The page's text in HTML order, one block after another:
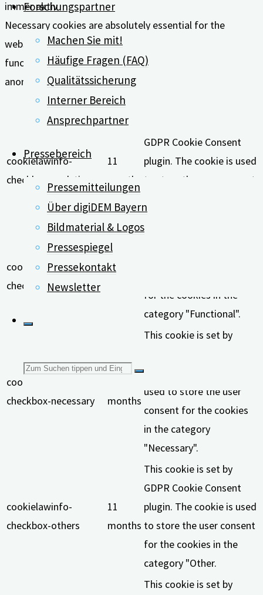
Forschungspartner
Machen Sie mit!
Häufige Fragen (FAQ)
Qualitätssicherung
Interner Bereich
Ansprechpartner
Pressebereich
Pressemitteilungen
Über digiDEM Bayern
Bildmaterial & Logos
Pressespiegel
Pressekontakt
Newsletter
Suchen
immer aktiv
Necessary cookies are absolutely essential for the
website to function properly. These cookies ensure basic
functionalities and security features of the website,
anonymously.
Cookie
Dauer
cookielawinfo-
checkbox-analytics
11
months
GDPR Cookie Consent
plugin. The cookie is used
to store the user consent
cookielawinfo-
checkbox-functional
11
for the cookies in the
category "Functional".
cookielawinfo-
checkbox-necessary
months
This cookie is set by
used to store the user
consent for the cookies
in the category
"Necessary".
cookielawinfo-
checkbox-others
11
months
This cookie is set by
GDPR Cookie Consent
plugin. The cookie is used
to store the user consent
for the cookies in the
category "Other.
This cookie is set by